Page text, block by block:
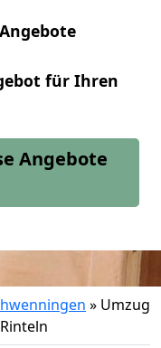
für Ihren
Angebote
» Umzug